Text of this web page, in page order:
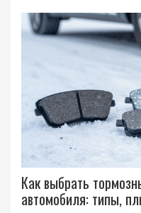
Как выбрать
автомобиля: типы,